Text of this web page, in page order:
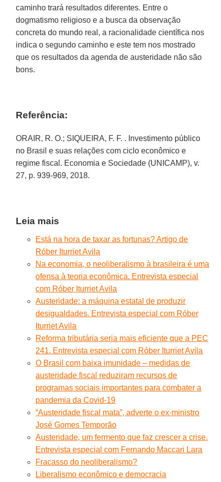
caminho trará resultados diferentes. Entre o
dogmatismo religioso e a busca da observação
concreta do mundo real, a racionalidade científica nos
indica o segundo caminho e este tem nos mostrado
que os resultados da agenda de austeridade não são
bons.
Referência:
ORAIR, R. O.; SIQUEIRA, F. F. . Investimento público
no Brasil e suas relações com ciclo econômico e
regime fiscal. Economia e Sociedade (UNICAMP), v.
27, p. 939-969, 2018.
Leia mais
Está na hora de taxar as fortunas? Artigo de
Róber Iturriet Avila
Na economia, o neoliberalismo à brasileira é uma
ofensa à teoria econômica. Entrevista especial
com Róber Iturriet Avila
Austeridade: a máquina estatal de produzir
desigualdades. Entrevista especial com Róber
Iturriet Avila
Reforma tributária seria mais eficiente que a PEC
241. Entrevista especial com Róber Iturriet Avila
O Brasil com baixa imunidade – medidas de
austeridade fiscal reduziram recursos de
programas sociais importantes para combater a
pandemia da Covid-19
“Austeridade fiscal mata”, adverte o ex-ministro
José Gomes Temporão
Austeridade, um fermento que faz crescer a crise.
Entrevista especial com Fernando Maccari Lara
Fracasso do neoliberalismo?
Liberalismo econômico e democracia